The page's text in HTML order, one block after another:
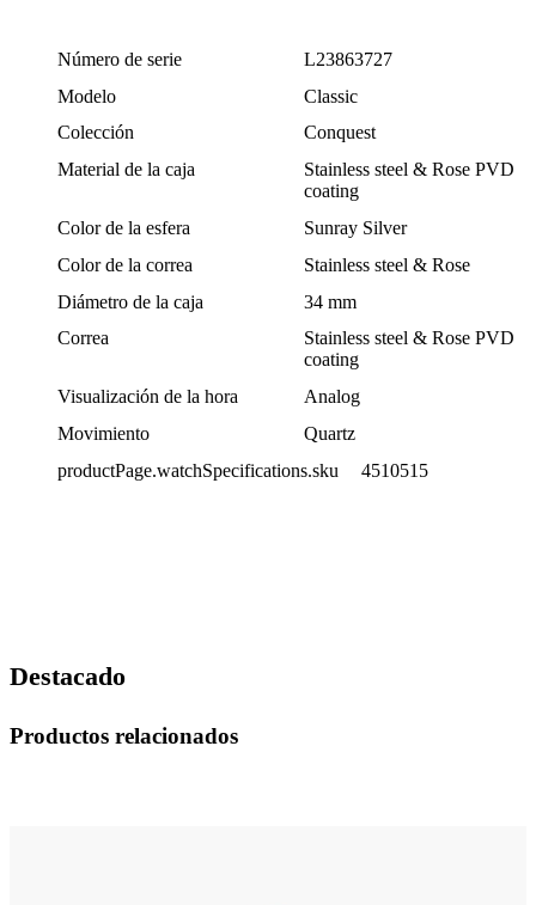
Número de serie
L23863727
Modelo
Classic
Colección
Conquest
Material de la caja
Stainless steel & Rose PVD
coating
Color de la esfera
Sunray Silver
Color de la correa
Stainless steel & Rose
Diámetro de la caja
34 mm
Correa
Stainless steel & Rose PVD
coating
Visualización de la hora
Analog
Movimiento
Quartz
productPage.watchSpecifications.sku
4510515
Destacado
Productos relacionados